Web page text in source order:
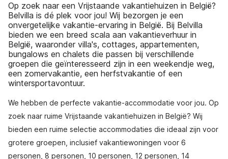
Op zoek naar een Vrijstaande vakantiehuizen in België?
Belvilla is dé plek voor jou! Wij bezorgen je een
onvergetelijke vakantie-ervaring in België. Bij Belvilla
bieden we een breed scala aan vakantieverhuur in
België, waaronder villa's, cottages, appartementen,
bungalows en chalets die passen bij verschillende
groepen die geïnteresseerd zijn in een weekendje weg,
een zomervakantie, een herfstvakantie of een
wintersportavontuur.
We hebben de perfecte vakantie-accommodatie voor jou. Op
zoek naar ruime Vrijstaande vakantiehuizen in België? Wij
bieden een ruime selectie accommodaties die ideaal zijn voor
grotere groepen, inclusief vakantiewoningen voor 6
personen, 8 personen, 10 personen, 12 personen, 14